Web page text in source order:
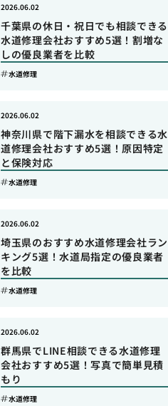
千葉県の休日・祝日でも相談できる
水道修理会社おすすめ5選！割増な
しの優良業者を比較
2026.06.02
水道修理
神奈川県で階下漏水を相談できる水
道修理会社おすすめ5選！原因特定
と保険対応
2026.06.02
水道修理
埼玉県のおすすめ水道修理会社ラン
キング5選！水道局指定の優良業者
を比較
2026.06.02
水道修理
群馬県でLINE相談できる水道修理
会社おすすめ5選！写真で簡単見積
もり
2026.06.02
水道修理